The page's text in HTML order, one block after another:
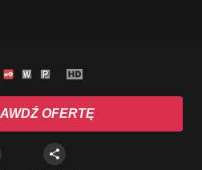
OFERTĘ